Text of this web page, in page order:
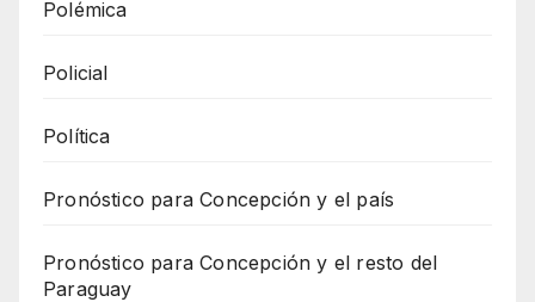
Polémica
Policial
Política
Pronóstico para Concepción y el país
Pronóstico para Concepción y el resto del
Paraguay